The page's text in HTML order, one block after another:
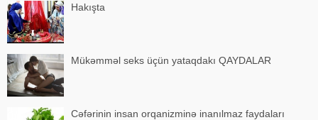
Hakışta
Mükəmməl seks üçün yataqdakı QAYDALAR
Cəfərinin insan orqanizminə inanılmaz faydaları